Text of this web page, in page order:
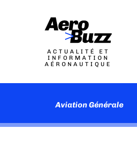
ACTUALITÉ ET
INFORMATION
AÉRONAUTIQUE
Aviation Générale